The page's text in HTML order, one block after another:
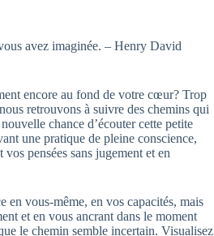
avez imaginée. – Henry David
encore au fond de votre cœur? Trop
retrouvons à suivre des chemins qui
chance d’écouter cette petite
une pratique de pleine conscience,
pensées sans jugement et en
en vous-même, en vos capacités, mais
et en vous ancrant dans le moment
le chemin semble incertain. Visualisez